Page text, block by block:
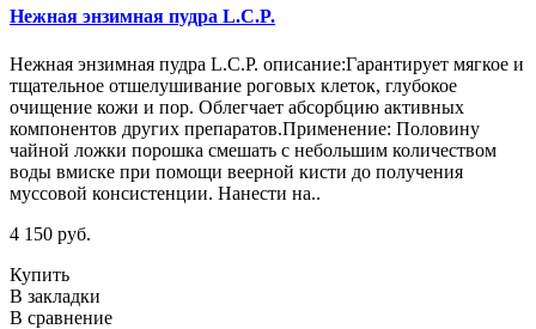
Нежная энзимная пудра L.C.P.
Нежная энзимная пудра L.C.P. описание:Гарантирует мягкое и
тщательное отшелушивание роговых клеток, глубокое
очищение кожи и пор. Облегчает абсорбцию активных
компонентов других препаратов.Применение: Половину
чайной ложки порошка смешать с небольшим количеством
воды вмиске при помощи веерной кисти до получения
муссовой консистенции. Нанести на..
4 150 руб.
Купить
В закладки
В сравнение